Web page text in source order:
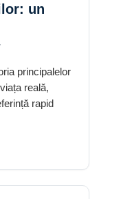
un
principalelor
reală,
rapid